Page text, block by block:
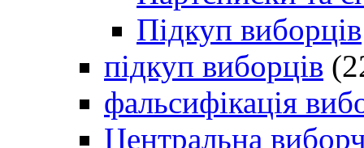
Підкуп виборців
підкуп виборців
фальсифікація
Центральна